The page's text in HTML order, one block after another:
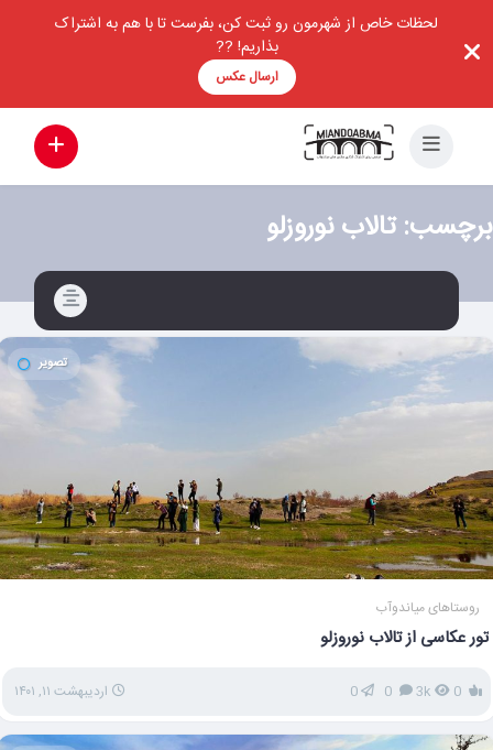
لحظات خاص از شهرمون رو ثبت کن، بفرست تا با هم به اشتراک
بذاریم! ??
ارسال عکس
برچسب:تالاب نوروزلو
تصویر
روستاهای میاندوآب
تور عکاسی از تالاب نوروزلو
3k
0 اردیبهشت ۱۱, ۱۴۰۱